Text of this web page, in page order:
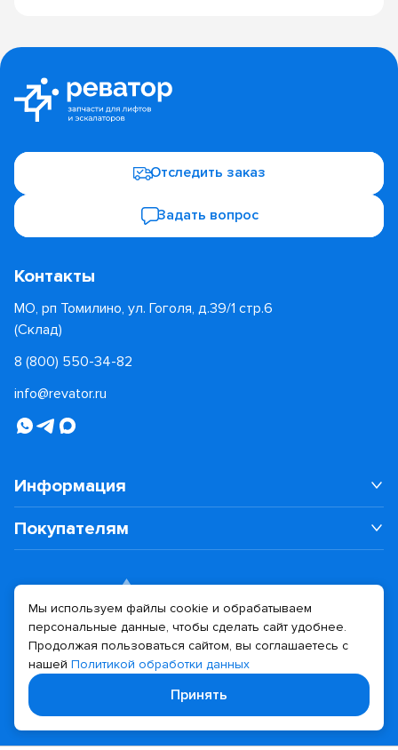
Отследить заказ
Задать вопрос
Контакты
МО, рп Томилино, ул. Гоголя, д.39/1 стр.6
(Склад)
8 (800) 550-34-82
info@revator.ru
Информация
Покупателям
Политика конфиденциальности
Дизайн сайта Разработка сайта
Мы используем файлы cookie и обрабатываем
персональные данные, чтобы сделать сайт удобнее.
Продолжая пользоваться сайтом, вы соглашаетесь с
нашей Политикой обработки данных
Принять